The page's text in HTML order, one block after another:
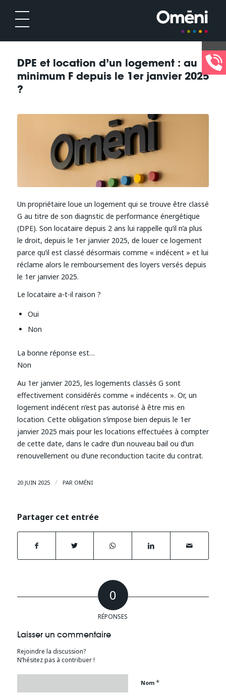
DPE et location d’un logement : au
minimum F depuis le 1er janvier 2025
?
Un propriétaire loue un logement qui se trouve être classé
G au titre de son diagnstic de performance énergétique
(DPE). Son locataire depuis 2 ans lui rappelle qu’il n’a plus
le droit, depuis le 1er janvier 2025, de louer ce logement
parce qu’il est classé désormais comme « indécent » et lui
réclame alors le remboursement des loyers versés depuis
le 1er janvier 2025.
Le locataire a-t-il raison ?
Oui
Non
La bonne réponse est…
Non
Au 1er janvier 2025, les logements classés G sont
effectivement considérés comme « indécents ». Or, un
logement indécent n’est pas autorisé à être mis en
location. Cette obligation s’impose bien depuis le 1er
janvier 2025 mais pour les locations effectuées à compter
de cette date, dans le cadre d’un nouveau bail ou d’un
renouvellement ou d’une reconduction tacite du contrat.
20 JUIN 2025 / PAR OMÉNI
Partager cet entrée
0
RÉPONSES
Laisser un commentaire
Rejoindre la discussion?
N’hésitez pas à contribuer !
Nom *